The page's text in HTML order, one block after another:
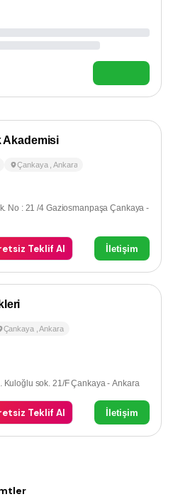
Akademisi
Çankaya ,Ankara
No : 21 /4 Gaziosmanpaşa Çankaya -
Teklif Al İletişim
Çankaya ,Ankara
Kuloğlu sok. 21/F Çankaya - Ankara
Teklif Al İletişim